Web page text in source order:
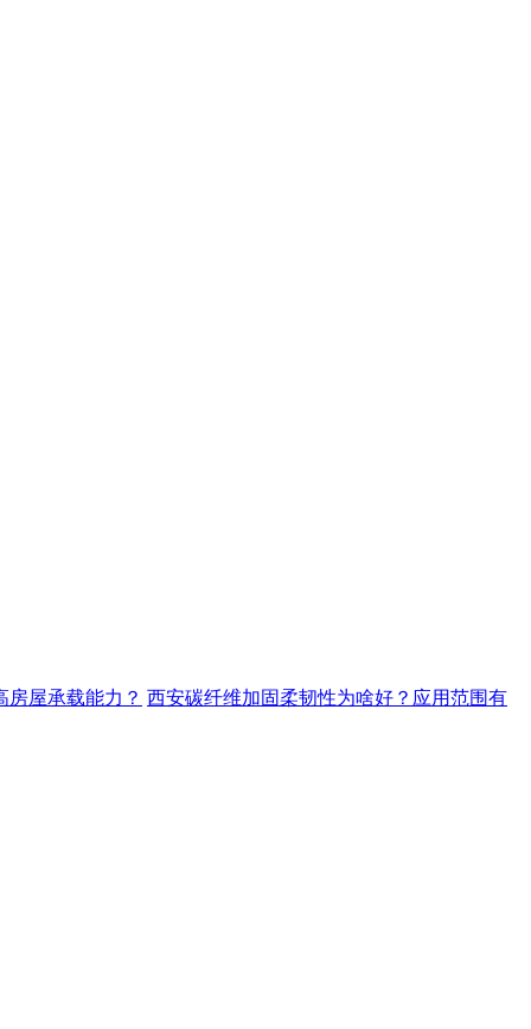
屋承载能力？ 西安碳纤维加固柔韧性为啥好？应用范围有